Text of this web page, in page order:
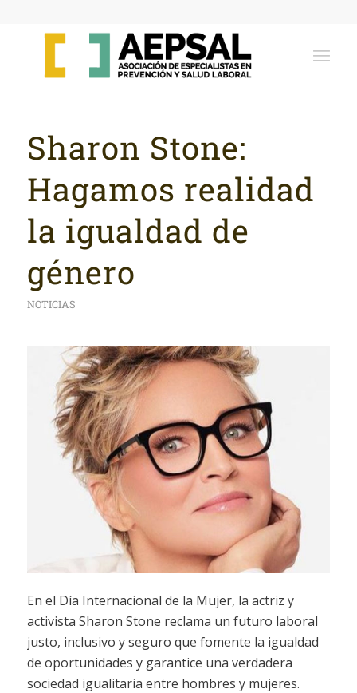
Sharon Stone:
Hagamos realidad
la igualdad de
género
NOTICIAS
En el Día Internacional de la Mujer, la actriz y
activista Sharon Stone reclama un futuro laboral
justo, inclusivo y seguro que fomente la igualdad
de oportunidades y garantice una verdadera
sociedad igualitaria entre hombres y mujeres.